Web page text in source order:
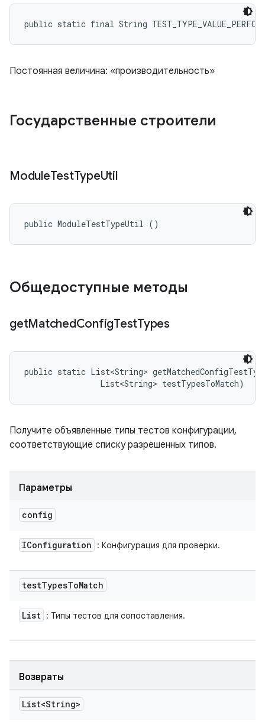
public static final String
Постоянная величина: «производительность»
Государственные строители
ModuleTestTypeUtil
public ModuleTestTypeUtil ()
Общедоступные методы
getMatchedConfigTestTypes
public static List<String>
                List<String> testTypesToMatch)
Получите объявленные типы тестов конфигурации,
соответствующие списку разрешенных типов.
Параметры
config
IConfiguration : Конфигурация для проверки.
testTypesToMatch
List : Типы тестов для сопоставления.
Возвраты
List<String>